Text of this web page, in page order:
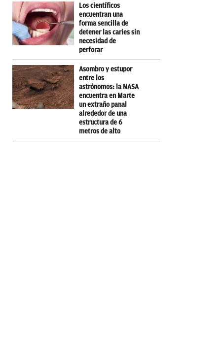
Los científicos
encuentran una
forma sencilla de
detener las caries sin
necesidad de
perforar
Asombro y estupor
entre los
astrónomos: la NASA
encuentra en Marte
un extraño panal
alrededor de una
estructura de 6
metros de alto